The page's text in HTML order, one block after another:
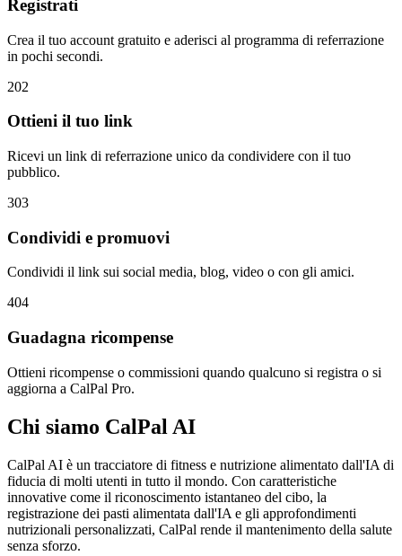
Registrati
Crea il tuo account gratuito e aderisci al programma di referrazione
in pochi secondi.
202
Ottieni il tuo link
Ricevi un link di referrazione unico da condividere con il tuo
pubblico.
303
Condividi e promuovi
Condividi il link sui social media, blog, video o con gli amici.
404
Guadagna ricompense
Ottieni ricompense o commissioni quando qualcuno si registra o si
aggiorna a CalPal Pro.
Chi siamo CalPal AI
CalPal AI è un tracciatore di fitness e nutrizione alimentato dall'IA di
fiducia di molti utenti in tutto il mondo. Con caratteristiche
innovative come il riconoscimento istantaneo del cibo, la
registrazione dei pasti alimentata dall'IA e gli approfondimenti
nutrizionali personalizzati, CalPal rende il mantenimento della salute
senza sforzo.